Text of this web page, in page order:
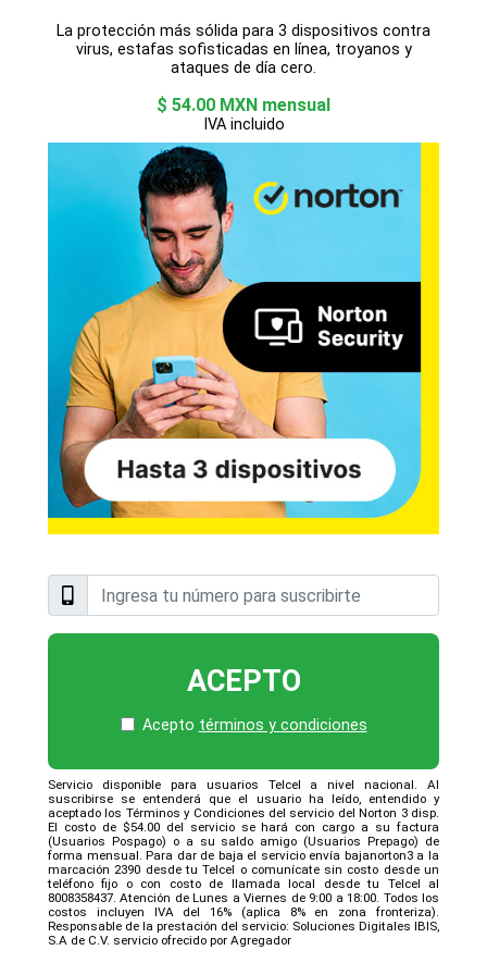
La protección más sólida para 3 dispositivos contra
virus, estafas sofisticadas en línea, troyanos y
ataques de día cero.
$ 54.00 MXN mensual
IVA incluido
ACEPTO
Acepto términos y condiciones
Servicio disponible para usuarios Telcel a nivel nacional. Al
suscribirse se entenderá que el usuario ha leído, entendido y
aceptado los Términos y Condiciones del servicio del Norton 3 disp.
El costo de $54.00 del servicio se hará con cargo a su factura
(Usuarios Pospago) o a su saldo amigo (Usuarios Prepago) de
forma mensual. Para dar de baja el servicio envía bajanorton3 a la
marcación 2390 desde tu Telcel o comunícate sin costo desde un
teléfono fijo o con costo de llamada local desde tu Telcel al
8008358437. Atención de Lunes a Viernes de 9:00 a 18:00. Todos los
costos incluyen IVA del 16% (aplica 8% en zona fronteriza).
Responsable de la prestación del servicio: Soluciones Digitales IBIS,
S.A de C.V. servicio ofrecido por Agregador